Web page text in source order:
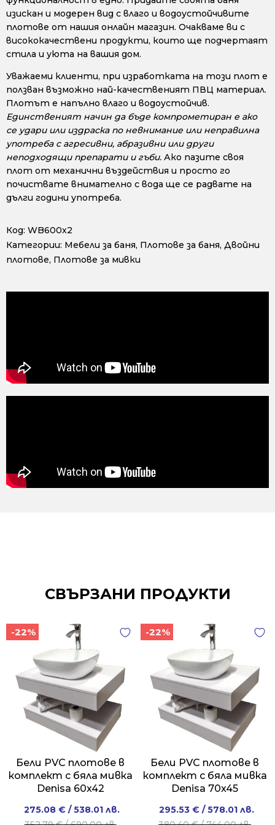
изискан и модерен вид с влаго и водоустойчивите
плотове от нашия онлайн магазин. Очакваме ви с
висококачествени продукти, които ще подчертаят
стила и уюта на вашия дом.
Уважаеми клиенти, при изработката на този плот е
ползван възможно най-качественият ПВЦ материал.
Плотът е напълно влаго и водоустойчив.
Единственият начин да бъде компрометиран е ако
се удари или издраска по невнимание или неправилна
употреба с агресивни, абразивни или други
неподходящи препарати и гъби. Ако пазите своя
плот от механични въздействия и просто го
почиствате внимателно с вода ще се радвате на
дълги години употреба.
Код: WB600x2
Категории: Мебели за баня, Плотове за баня, Двойни
плотове, Плотове за мивки
СВЪРЗАНИ ПРОДУКТИ
-22%
Бели PVC плотове в
комплект с бяла мивка
Denisa 60x42
Original
275.08 € / 538.01 лв.
Current
-22%
Бели PVC плотове в
комплект с бяла мивка
Denisa 70x45
Original
295.53 € / 578.01 лв.
Current